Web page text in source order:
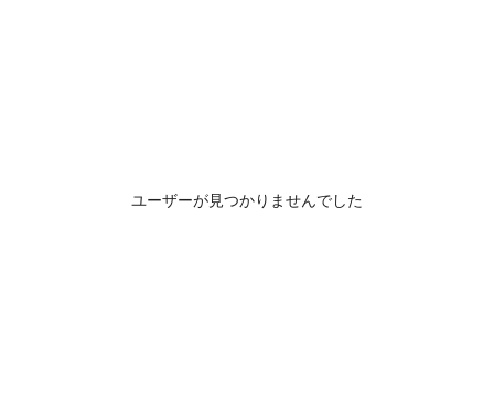
ユーザーが見つかりませんでした